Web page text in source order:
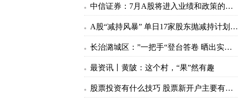
中信证券：7月A股将进入业绩和政策的验证期
A股“减持风暴” 单日17家股东抛减持计划_世界热点评
长治潞城区：”一把手“登台答卷 晒出实绩赛出干劲|环球视点
最资讯丨黄陂：这个村，“果”然有趣
股票投资有什么技巧 股票新开户主要有哪些步骤-时快讯